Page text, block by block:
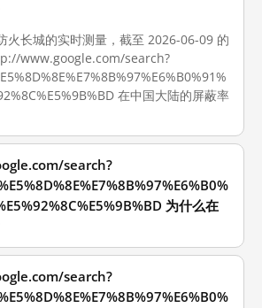
火长城的实时测量，截至 2026-06-09 的
www.google.com/search?
在中国大陆的屏蔽率
search?
为什么在
search?